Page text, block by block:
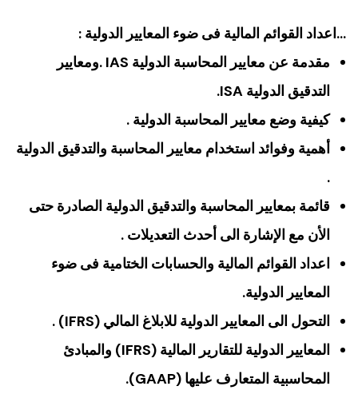
…اعداد القوائم المالية فى ضوء المعايير الدولية :
مقدمة عن معايير المحاسبة الدولية IAS .ومعايير
التدقيق الدولية ISA.
كيفية وضع معايير المحاسبة الدولية .
أهمية وفوائد استخدام معايير المحاسبة والتدقيق الدولية
.
قائمة بمعايير المحاسبة والتدقيق الدولية الصادرة حتى
الأن مع الإشارة الى أحدث التعديلات .
اعداد القوائم المالية والحسابات الختامية فى ضوء
المعايير الدولية.
التحول الى المعايير الدولية للابلاغ المالي (IFRS) .
المعايير الدولية للتقارير المالية (IFRS) والمبادئ
المحاسبية المتعارف عليها (GAAP).